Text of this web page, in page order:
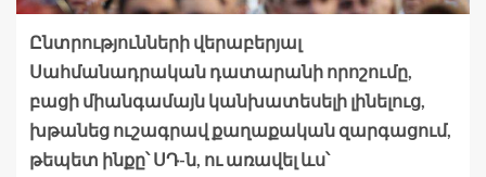
Ընտրությունների վերաբերյալ
Սահմանադրական դատարանի որոշումը,
բացի միանգամայն կանխատեսելի լինելուց,
խթանեց ուշագրավ քաղաքական զարգացում,
թեպետ ինքը՝ ՍԴ-ն, ու առավել ևս՝